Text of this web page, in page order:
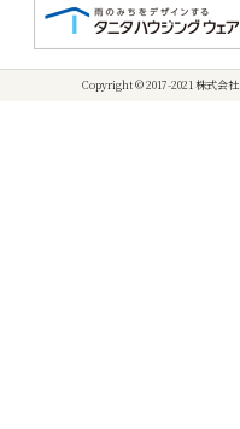
Copyright © 2017-2021 株式会